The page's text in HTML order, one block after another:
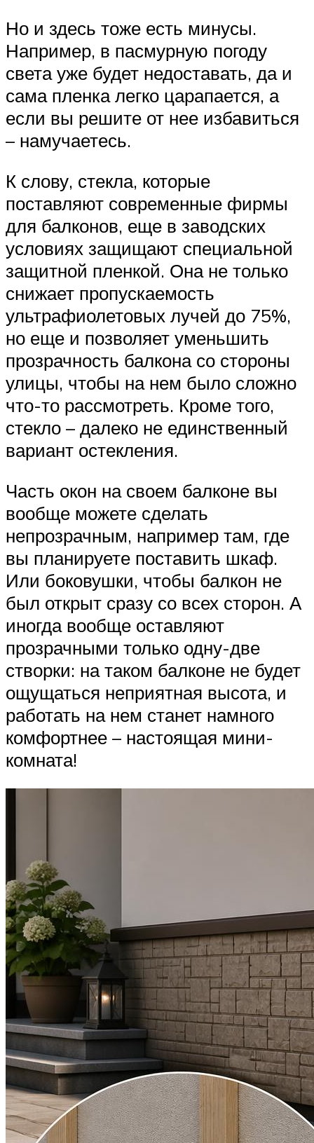
Но и здесь тоже есть минусы.
Например, в пасмурную погоду
света уже будет недоставать, да и
сама пленка легко царапается, а
если вы решите от нее избавиться
– намучаетесь.
К слову, стекла, которые
поставляют современные фирмы
для балконов, еще в заводских
условиях защищают специальной
защитной пленкой. Она не только
снижает пропускаемость
ультрафиолетовых лучей до 75%,
но еще и позволяет уменьшить
прозрачность балкона со стороны
улицы, чтобы на нем было сложно
что-то рассмотреть. Кроме того,
стекло – далеко не единственный
вариант остекления.
Часть окон на своем балконе вы
вообще можете сделать
непрозрачным, например там, где
вы планируете поставить шкаф.
Или боковушки, чтобы балкон не
был открыт сразу со всех сторон. А
иногда вообще оставляют
прозрачными только одну-две
створки: на таком балконе не будет
ощущаться неприятная высота, и
работать на нем станет намного
комфортнее – настоящая мини-
комната!